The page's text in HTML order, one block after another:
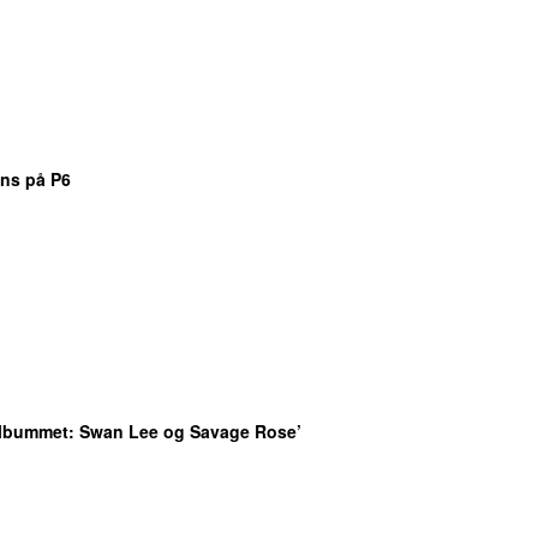
på P6
: Swan Lee og Savage Rose’